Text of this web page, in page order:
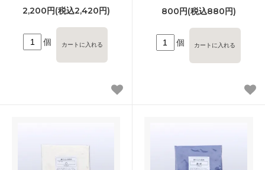
2,200円(税込2,420円)
個
800円(税込880円)
個